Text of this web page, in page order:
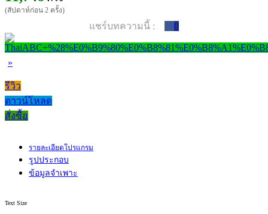
(สัปดาห์ก่อน 2 ครั้ง)
แชร์บทความนี้ : 0
»
รีวิว
ดาวน์โหลด
สั่งซื้อ
รายละเอียดโปรแกรม
รูปประกอบ
ข้อมูลจำเพาะ
Text Size